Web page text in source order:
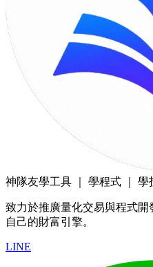
神隊友學工具 ｜ 學程式 ｜ 學
致力於推廣量化交易與程式
自己的財富引擎。
LINE